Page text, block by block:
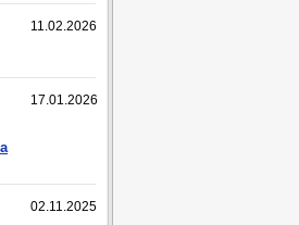
11.02.2026
17.01.2026
02.11.2025